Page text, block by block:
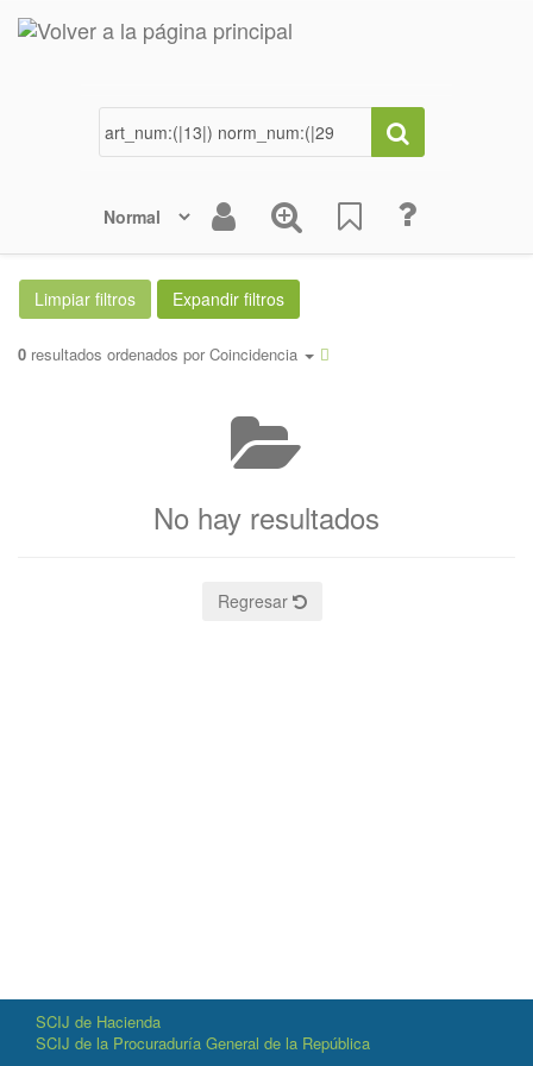
0 resultados ordenados por Coincidencia
No hay resultados
Regresar
SCIJ de Hacienda
SCIJ de la Procuraduría General de la República